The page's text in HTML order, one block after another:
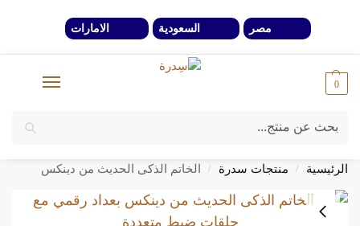
مصر السعودية الامارات
0
خصومات 40% لفترة محدوة وحتي نفاذ الكمية
الرئيسية / منتجات سدرة / الخاتم الذكى الحديث من دينكس